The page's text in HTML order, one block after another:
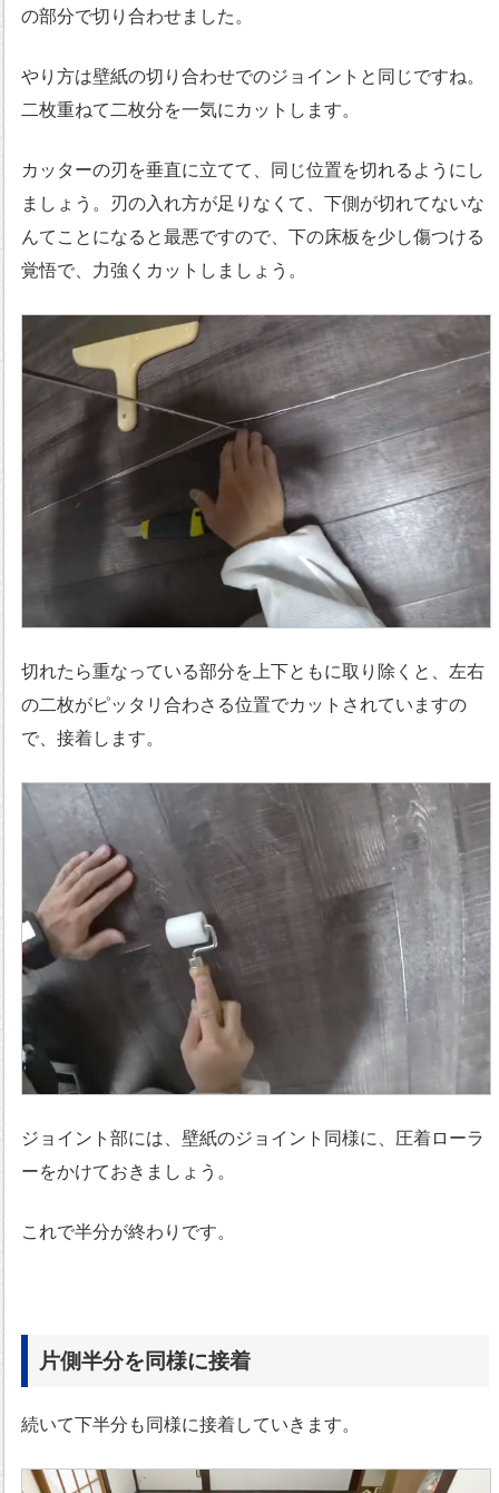
の部分で切り合わせました。
やり方は壁紙の切り合わせでのジョイントと同じですね。
二枚重ねて二枚分を一気にカットします。
カッターの刃を垂直に立てて、同じ位置を切れるようにし
ましょう。刃の入れ方が足りなくて、下側が切れてないな
んてことになると最悪ですので、下の床板を少し傷つける
覚悟で、力強くカットしましょう。
切れたら重なっている部分を上下ともに取り除くと、左右
の二枚がピッタリ合わさる位置でカットされていますの
で、接着します。
ジョイント部には、壁紙のジョイント同様に、圧着ローラ
ーをかけておきましょう。
これで半分が終わりです。
片側半分を同様に接着
続いて下半分も同様に接着していきます。